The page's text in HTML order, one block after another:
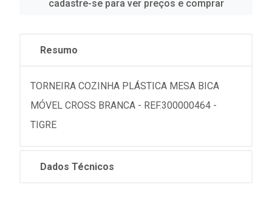
cadastre-se para ver preços e comprar
Resumo
TORNEIRA COZINHA PLÁSTICA MESA BICA
MÓVEL CROSS BRANCA - REF.300000464 -
TIGRE
Dados Técnicos